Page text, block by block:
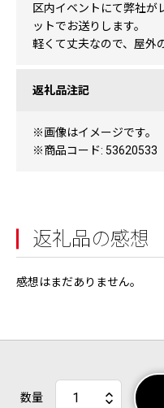
区内イベントにて弊社が
ットでお送りします。
軽くて丈夫なので、屋外
返礼品注記
※画像はイメージです。
※商品コード: 53620533
返礼品の感想
感想はまだありません。
数量